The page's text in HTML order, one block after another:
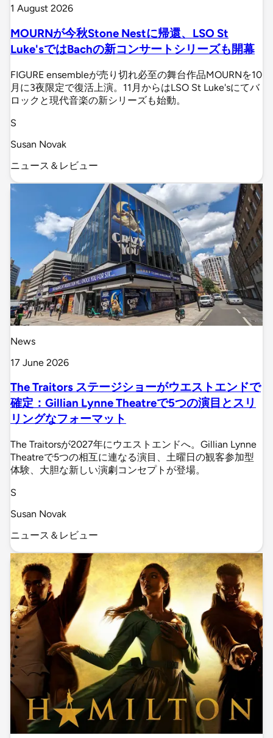
1 August 2026
MOURNが今秋Stone Nestに帰還、LSO St
Luke'sではBachの新コンサートシリーズも開幕
FIGURE ensembleが売り切れ必至の舞台作品MOURNを10
月に3夜限定で復活上演。11月からはLSO St Luke'sにてバ
ロックと現代音楽の新シリーズも始動。
S
Susan Novak
ニュース＆レビュー
News
17 June 2026
The Traitors ステージショーがウエストエンドで
確定：Gillian Lynne Theatreで5つの演目とスリ
リングなフォーマット
The Traitorsが2027年にウエストエンドへ。Gillian Lynne
Theatreで5つの相互に連なる演目、土曜日の観客参加型
体験、大胆な新しい演劇コンセプトが登場。
S
Susan Novak
ニュース＆レビュー